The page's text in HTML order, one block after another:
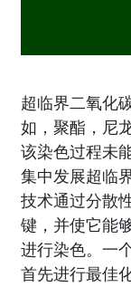
超临界二氧化
如，聚酯，尼
该染色过程未
集中发展超临
技术通过分散
键，并使它能
进行染色。一
首先进行最佳